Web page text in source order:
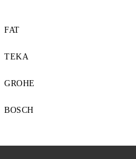
FAT
TEKA
GROHE
BOSCH